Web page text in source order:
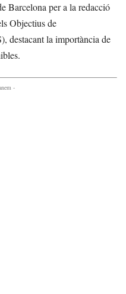
Barcelona per a la redacció
Objectius de
destacant la importància de
-